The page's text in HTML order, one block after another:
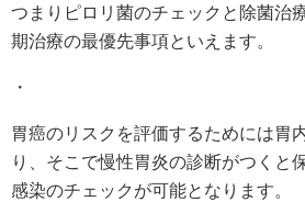
つまりピロリ菌のチェックと除菌治
期治療の最優先事項といえます。
・
胃癌のリスクを評価するためには胃
り、そこで慢性胃炎の診断がつくと
感染のチェックが可能となります。